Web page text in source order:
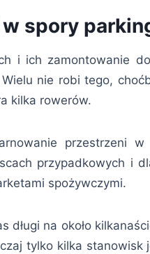
spory
i ich zamontowanie
nie robi tego,
kilka rowerów.
przestrzeni
przypadkowych i
spożywczymi.
długi na około
tylko kilka stanowisk